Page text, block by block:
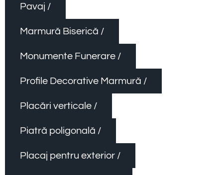
Pavaj /
Marmură Biserică /
Monumente Funerare /
Profile Decorative Marmură /
Placări verticale /
Piatră poligonală /
Placaj pentru exterior /